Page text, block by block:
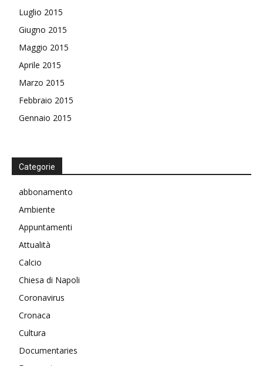
Luglio 2015
Giugno 2015
Maggio 2015
Aprile 2015
Marzo 2015
Febbraio 2015
Gennaio 2015
Categorie
abbonamento
Ambiente
Appuntamenti
Attualità
Calcio
Chiesa di Napoli
Coronavirus
Cronaca
Cultura
Documentaries